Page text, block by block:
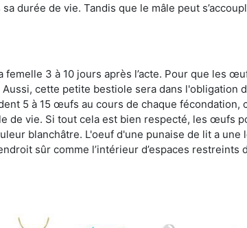
durée de vie. Tandis que le mâle peut
3 à 10 jours après l’acte. Pour que les
cette petite bestiole sera dans l'obligation
5 à 15 œufs au cours de chaque
de vie. Si tout cela est bien respecté, les œufs
blanchâtre. L'oeuf d'une punaise de lit a
sûr comme l’intérieur d’espaces restreints